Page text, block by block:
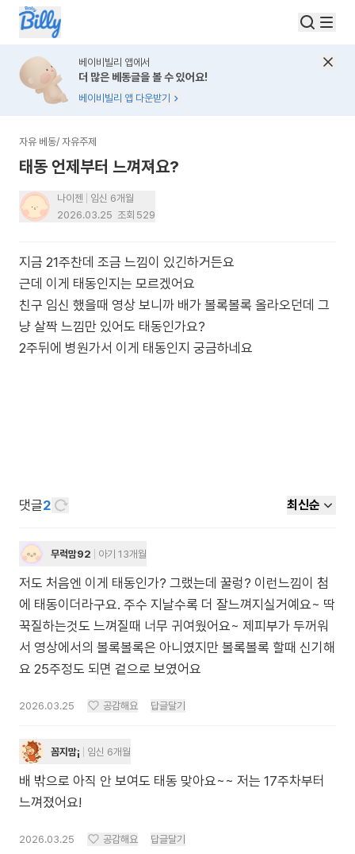
베이비빌리 앱에서
더 많은 베동글을 볼 수 있어요!
베이비빌리 앱 다운받기
자유 베동/ 자유주제
태동 언제부터 느껴져요?
나이젠
임신 6개월
2026.03.25 조회 529
지금 21주찬데 조금 느낌이 있긴하거든요
근데 이게 태동인지는 모르겠어요
친구 임신 했을때 영상 보니까 배가 볼록볼록 올라오던데 그
냥 살짝 느낌만 있어도 태동인가요?
2주뒤에 병원가서 이게 태동인지 궁금하네요
댓글2 최신순
무럭맘92 아기 13개월
저도 처음엔 이게 태동인가? 그랬는데 꿀렁? 이런느낌이 첨
에 태동이더라구요. 주수 지날수록 더 잘느껴지실거예요~ 딱
꾹질하는것도 느껴질때 너무 귀여웠어요~ 제피부가 두꺼워
서 영상에서의 볼록볼록은 아니였지만 볼록볼록 할때 신기해
요 25주정도 되면 겉으로 보였어요
2026.03.25 공감해요 답글달기
꼼지맘¡ 임신 6개월
배 밖으로 아직 안 보여도 태동 맞아요~~ 저는 17주차부터
느껴졌어요!
2026.03.25 공감해요 답글달기